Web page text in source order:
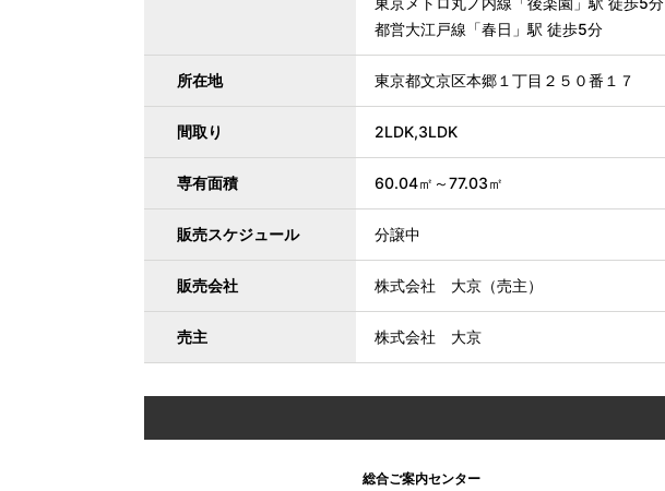
都営大江戸線「春日」駅 徒歩5分
所在地 東京都文京区本郷１丁目２５０番１７
間取り 2LDK,3LDK
専有面積 60.04㎡～77.03㎡
販売スケジュール 分譲中
販売会社 株式会社 大京（売主）
売主 株式会社 大京
総合ご案内センター